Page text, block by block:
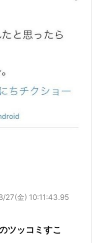
27(金) 10:11:43.95
ツッコミすこ